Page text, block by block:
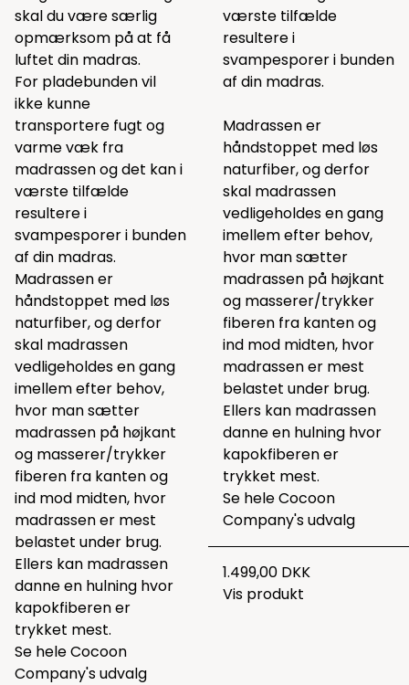
skal du være særlig
opmærksom på at få
luftet din madras.
For pladebunden vil
ikke kunne
transportere fugt og
varme væk fra
madrassen og det kan i
værste tilfælde
resultere i
svampesporer i bunden
af din madras.
Madrassen er
håndstoppet med løs
naturfiber, og derfor
skal madrassen
vedligeholdes en gang
imellem efter behov,
hvor man sætter
madrassen på højkant
og masserer/trykker
fiberen fra kanten og
ind mod midten, hvor
madrassen er mest
belastet under brug.
Ellers kan madrassen
danne en hulning hvor
kapokfiberen er
trykket mest.
Se heleCocoon
Company's udvalg
værste tilfælde
resultere i
svampesporer i bunden
af din madras.
Madrassen er
håndstoppet med løs
naturfiber, og derfor
skal madrassen
vedligeholdes en gang
imellem efter behov,
hvor man sætter
madrassen på højkant
og masserer/trykker
fiberen fra kanten og
ind mod midten, hvor
madrassen er mest
belastet under brug.
Ellers kan madrassen
danne en hulning hvor
kapokfiberen er
trykket mest.
Se heleCocoon
Company's udvalg
1.499,00 DKK
Vis produkt